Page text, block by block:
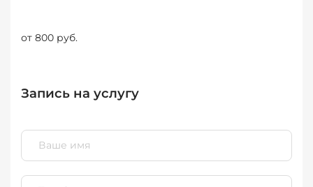
от 800 руб.
Запись на услугу